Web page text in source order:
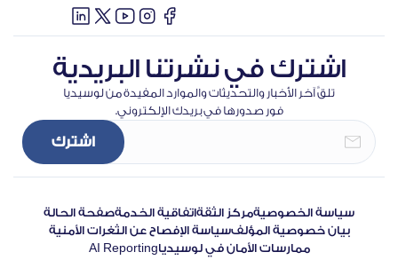
اشترك في نشرتنا البريدية
تلقَّ آخر الأخبار والتحديثات والموارد المفيدة من لوسيديا
فور صدورها في بريدك الإلكتروني.
سياسة الخصوصيةمركز الثقةاتفاقية الخدمةصفحة الحالة
بيان خصوصية المؤلفسياسة الإفصاح عن الثغرات الأمنية
ممارسات الأمان في لوسيدياAI Reporting